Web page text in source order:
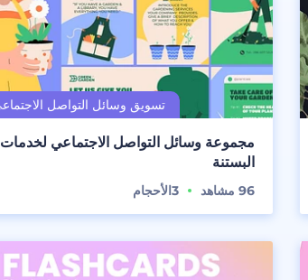
مجموعة وسائل التواصل الاجتماعي لخدمات
البستنة
96مشاهد 3الأحجام